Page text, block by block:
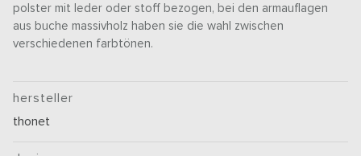
polster mit leder oder stoff bezogen, bei den armauflagen
aus buche massivholz haben sie die wahl zwischen
verschiedenen farbtönen.
hersteller
thonet